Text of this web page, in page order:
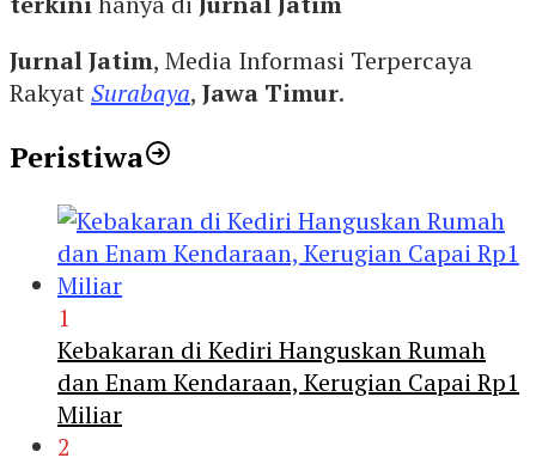
Jurnal Jatim, Media Informasi Terpercaya
RakyatSurabaya, Jawa Timur.
Peristiwa
1
Kebakaran di Kediri Hanguskan Rumah
dan Enam Kendaraan, Kerugian Capai Rp1
Miliar
2